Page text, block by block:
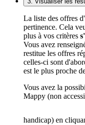
La liste des offres
pertinence. Cela
plus à vos critères
Vous avez
restitue les offres
celles-ci sont
est le plus proche
Vous avez la
Mappy (non
handicap) en